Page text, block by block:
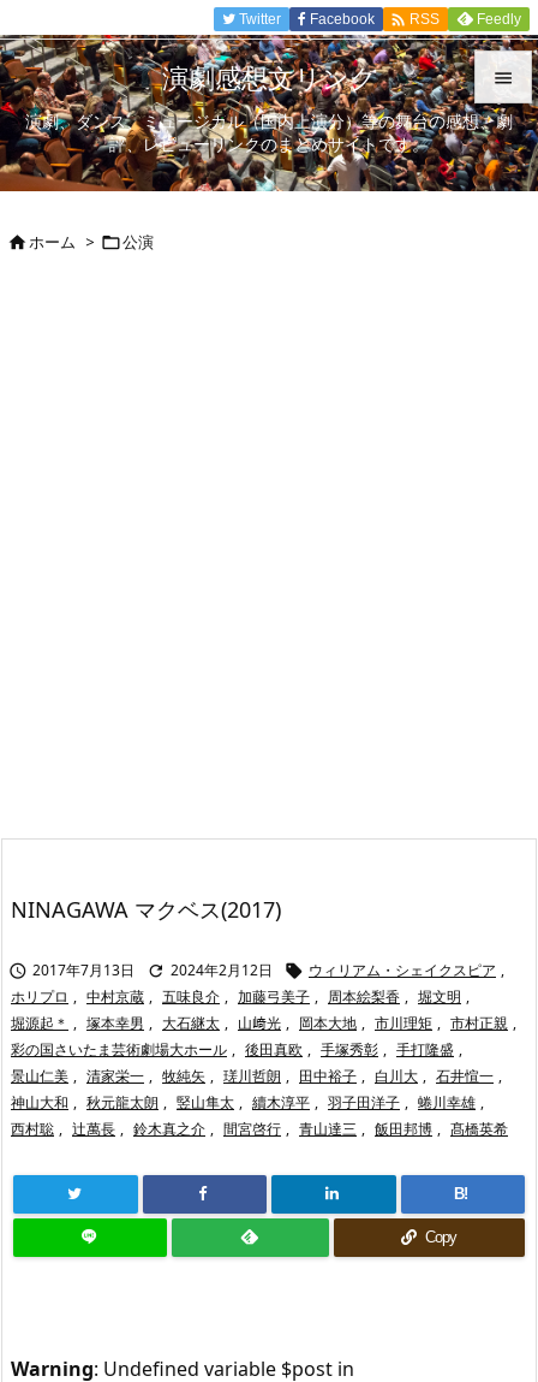


メニュ

Twitter Facebook  RSS Feedly
演劇感想文リンク
演劇、ダンス、ミュージカル（国内上演分）等の舞台の感想、劇
評、レビューリンクのまとめサイトです。
ホーム > 公演
NINAGAWA マクベス(2017)
 2017年7月13日  2024年2月12日  ウィリアム・シェイクスピア ,
ホリプロ , 中村京蔵 , 五味良介 , 加藤弓美子 , 周本絵梨香 , 堀文明 ,
堀源起＊ , 塚本幸男 , 大石継太 , 山﨑光 , 岡本大地 , 市川理矩 , 市村正親 ,
彩の国さいたま芸術劇場大ホール , 後田真欧 , 手塚秀彰 , 手打隆盛 ,
景山仁美 , 清家栄一 , 牧純矢 , 瑳川哲朗 , 田中裕子 , 白川大 , 石井愃一 ,
神山大和 , 秋元龍太朗 , 竪山隼太 , 續木淳平 , 羽子田洋子 , 蜷川幸雄 ,
西村聡 , 辻萬長 , 鈴木真之介 , 間宮啓行 , 青山達三 , 飯田邦博 , 髙橋英希
B!
Copy
Warning: Undefined variable $post in